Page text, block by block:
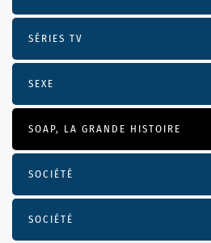
SÉRIES TV
SEXE
SOAP, LA GRANDE HISTOIRE
SOCIÉTÉ
SOCIÉTÉ